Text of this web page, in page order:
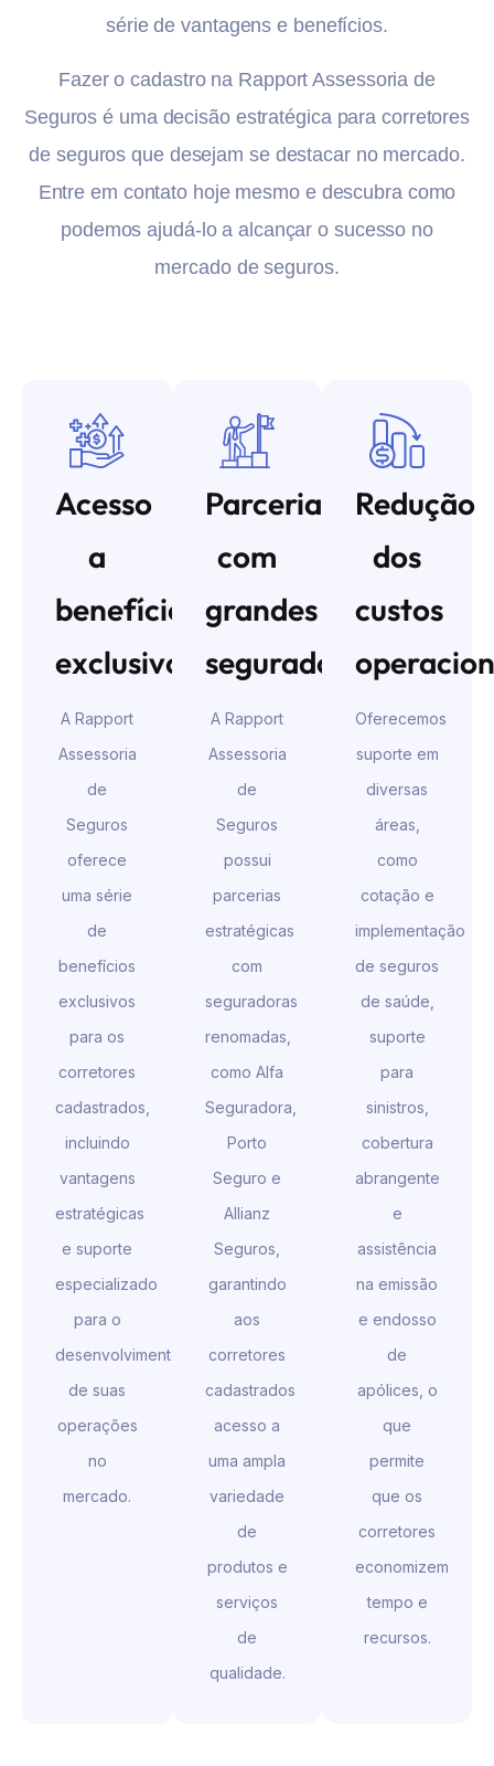
série de vantagens e benefícios.
Fazer o cadastro na Rapport Assessoria de
Seguros é uma decisão estratégica para corretores
de seguros que desejam se destacar no mercado.
Entre em contato hoje mesmo e descubra como
podemos ajudá-lo a alcançar o sucesso no
mercado de seguros.
Acesso
a
benefícios
exclusivos
A Rapport
Assessoria
de
Seguros
oferece
uma série
de
benefícios
exclusivos
para os
corretores
cadastrados,
incluindo
vantagens
estratégicas
e suporte
especializado
para o
desenvolvimento
de suas
operações
no
mercado.
Parceria
com
grandes
seguradoras
A Rapport
Assessoria
de
Seguros
possui
parcerias
estratégicas
com
seguradoras
renomadas,
como Alfa
Seguradora,
Porto
Seguro e
Allianz
Seguros,
garantindo
aos
corretores
cadastrados
acesso a
uma ampla
variedade
de
produtos e
serviços
de
qualidade.
Redução
dos
custos
Oferecemos
suporte em
diversas
áreas,
como
cotação e
implementação
de seguros
de saúde,
suporte
para
sinistros,
cobertura
abrangente
e
assistência
na emissão
e endosso
de
apólices, o
que
permite
que os
corretores
economizem
tempo e
recursos.